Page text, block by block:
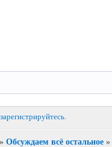
зарегистрируйтесь.
» Обсуждаем всё остальное »